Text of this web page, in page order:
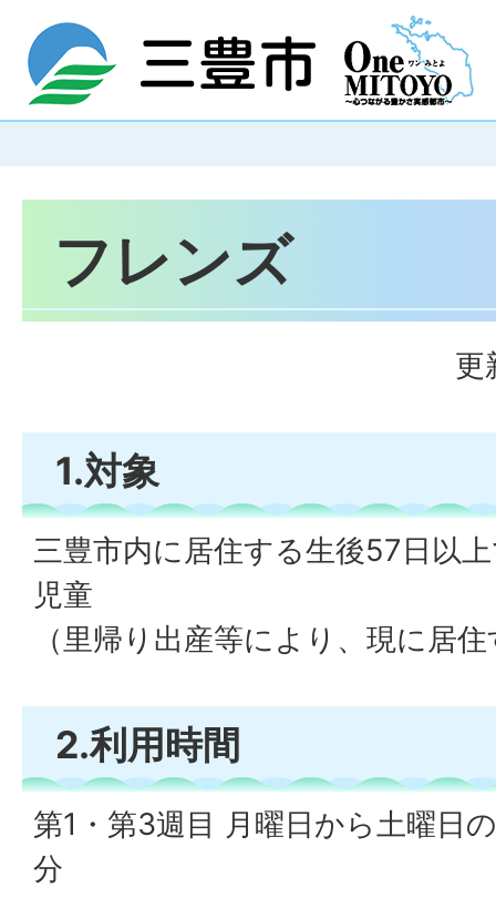
フレンズ
更
1.対象
三豊市内に居住する生後57日以
児童
（里帰り出産等により、現に居
2.利用時間
第1・第3週目 月曜日から土曜日
分